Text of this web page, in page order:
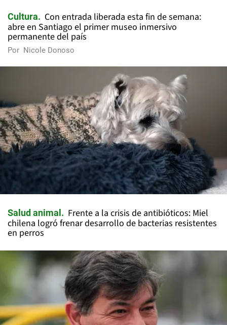
Cultura
Con entrada liberada esta fin de semana:
abre en Santiago el primer museo inmersivo
permanente del país
Por Nicole Donoso
Salud animal
Frente a la crisis de antibióticos: Miel
chilena logró frenar desarrollo de bacterias resistentes
en perros